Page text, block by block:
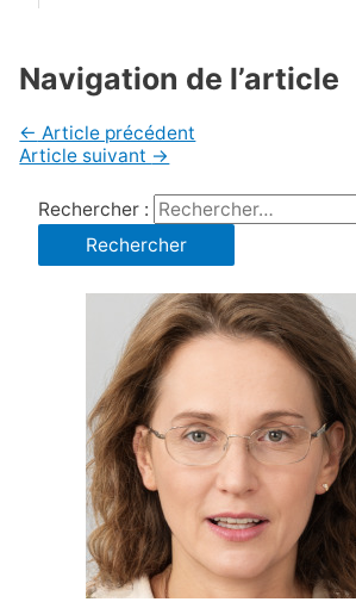
Navigation de l’article
← Article précédent
Article suivant →
Rechercher :